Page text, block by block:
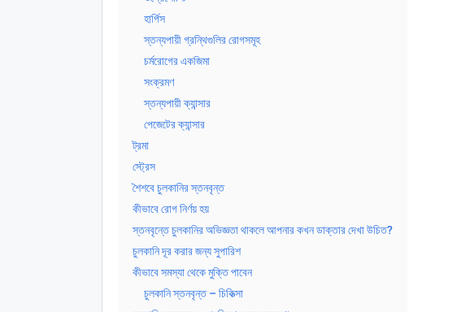
হার্পিস
স্তন্যপায়ী গ্রন্থিগুলির রোগসমূহ
চর্মরোগের একজিমা
সংক্রমণ
স্তন্যপায়ী ক্যান্সার
পেজেটের ক্যান্সার
ট্রমা
স্ট্রেস
শৈশবে চুলকানির স্তনবৃন্ত
কীভাবে রোগ নির্ণয় হয়
স্তনবৃন্তে চুলকানির অভিজ্ঞতা থাকলে আপনার কখন ডাক্তার দেখা উচিত?
চুলকানি দূর করার জন্য সুপারিশ
কীভাবে সমস্যা থেকে মুক্তি পাবেন
চুলকানি স্তনবৃন্ত – চিকিত্সা